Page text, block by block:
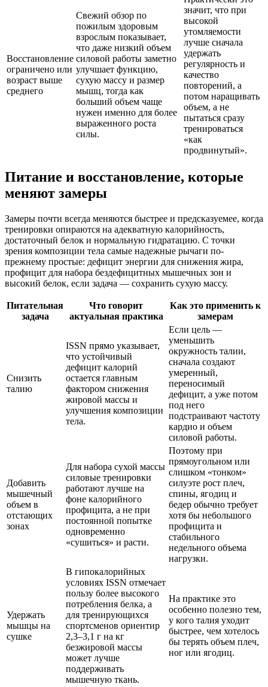
Восстановление
ограничено или
возраст выше
среднего
Свежий обзор по
пожилым здоровым
взрослым показывает,
что даже низкий объем
силовой работы заметно
улучшает функцию,
сухую массу и размер
мышц, тогда как
больший объем чаще
нужен именно для более
выраженного роста
силы.
значит, что при
высокой
утомляемости
лучше сначала
удержать
регулярность и
качество
повторений, а
потом наращивать
объем, а не
пытаться сразу
тренироваться
«как
продвинутый».
Питание и восстановление, которые
меняют замеры
Замеры почти всегда меняются быстрее и предсказуемее, когда
тренировки опираются на адекватную калорийность,
достаточный белок и нормальную гидратацию. С точки
зрения композиции тела самые надежные рычаги по-
прежнему простые: дефицит энергии для снижения жира,
профицит для набора бездефицитных мышечных зон и
высокий белок, если задача — сохранить сухую массу.
Питательная
задача
Что говорит
актуальная практика
Как это применить к
замерам
Снизить
талию
ISSN прямо указывает,
что устойчивый
дефицит калорий
остается главным
фактором снижения
жировой массы и
улучшения композиции
тела.
Если цель —
уменьшить
окружность талии,
сначала создают
умеренный,
переносимый
дефицит, а уже потом
под него
подстраивают частоту
кардио и объем
силовой работы.
Добавить
мышечный
объем в
отстающих
зонах
Для набора сухой массы
силовые тренировки
работают лучше на
фоне калорийного
профицита, а не при
постоянной попытке
одновременно
«сушиться» и расти.
Поэтому при
прямоугольном или
слишком «тонком»
силуэте рост плеч,
спины, ягодиц и
бедер обычно требует
хотя бы небольшого
профицита и
стабильного
недельного объема
нагрузки.
Удержать
мышцы на
сушке
В гипокалорийных
условиях ISSN отмечает
пользу более высокого
потребления белка, а
для тренирующихся
спортсменов ориентир
2,3–3,1 г на кг
безжировой массы
может лучше
поддерживать
мышечную ткань.
На практике это
особенно полезно тем,
у кого талия уходит
быстрее, чем хотелось
бы терять объем плеч,
ног или ягодиц.